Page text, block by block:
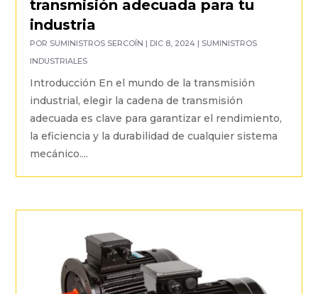
transmisión adecuada para tu
industria
POR SUMINISTROS SERCOÍN | DIC 8, 2024 | SUMINISTROS
INDUSTRIALES
Introducción En el mundo de la transmisión
industrial, elegir la cadena de transmisión
adecuada es clave para garantizar el rendimiento,
la eficiencia y la durabilidad de cualquier sistema
mecánico....